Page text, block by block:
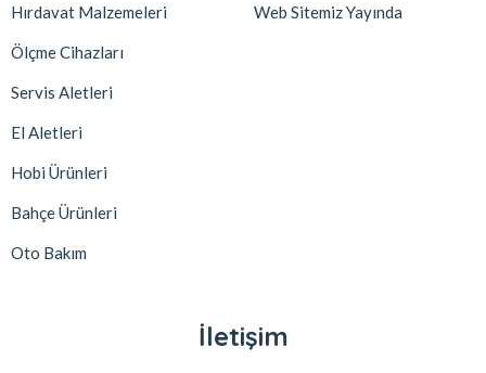
Hırdavat Malzemeleri
Ölçme Cihazları
Servis Aletleri
El Aletleri
Hobi Ürünleri
Bahçe Ürünleri
Oto Bakım
Web Sitemiz Yayında
İletişim